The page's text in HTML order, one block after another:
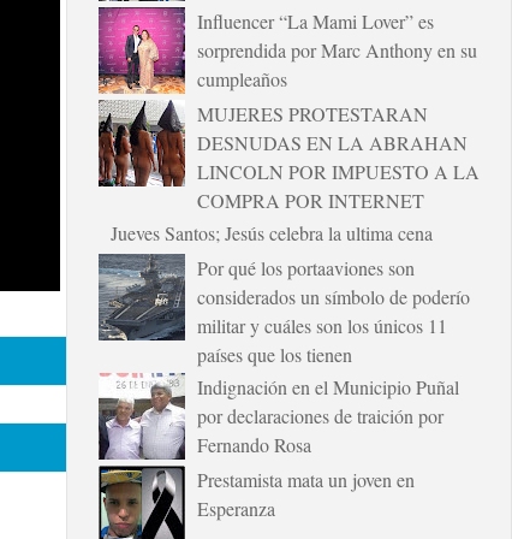
Influencer “La Mami Lover” es
sorprendida por Marc Anthony en su
cumpleaños
MUJERES PROTESTARAN
DESNUDAS EN LA ABRAHAN
LINCOLN POR IMPUESTO A LA
COMPRA POR INTERNET
Jueves Santos; Jesús celebra la ultima cena
Por qué los portaaviones son
considerados un símbolo de poderío
militar y cuáles son los únicos 11
países que los tienen
Indignación en el Municipio Puñal
por declaraciones de traición por
Fernando Rosa
Prestamista mata un joven en
Esperanza